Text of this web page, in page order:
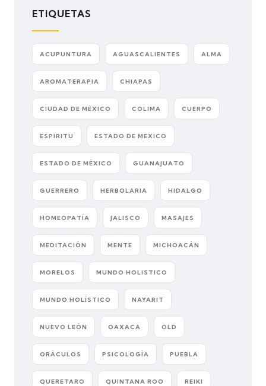
ETIQUETAS
ACUPUNTURA AGUASCALIENTES ALMA
AROMATERAPIA CHIAPAS
CIUDAD DE MÉXICO COLIMA CUERPO
ESPIRITU ESTADO DE MEXICO
ESTADO DE MÉXICO GUANAJUATO
GUERRERO HERBOLARIA HIDALGO
HOMEOPATÍA JALISCO MASAJES
MEDITACIÓN MENTE MICHOACÁN
MORELOS MUNDO HOLISTICO
MUNDO HOLÍSTICO NAYARIT
NUEVO LEÓN OAXACA OLD
ORÁCULOS PSICOLOGÍA PUEBLA
QUERETARO QUINTANA ROO REIKI